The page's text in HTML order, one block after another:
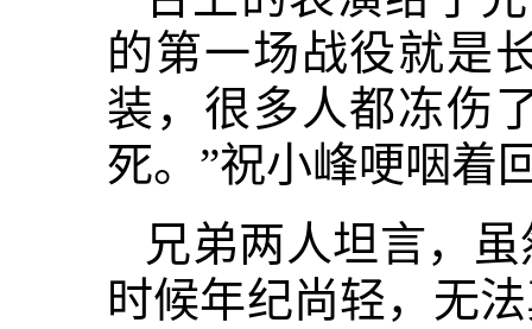
的第一场战役就是
装，很多人都冻伤
死。”祝小峰哽咽着
兄弟两人坦言，
时候年纪尚轻，无